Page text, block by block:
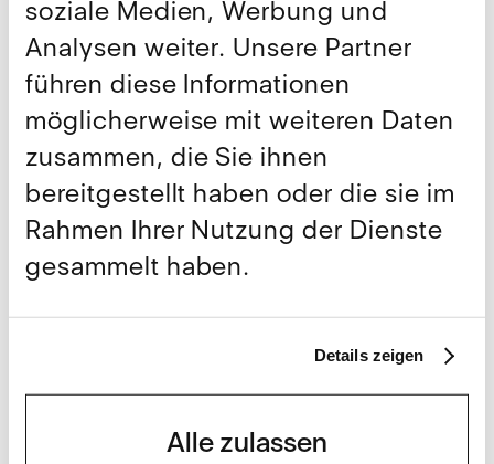
soziale Medien, Werbung und
Analysen weiter. Unsere Partner
führen diese Informationen
möglicherweise mit weiteren Daten
zusammen, die Sie ihnen
bereitgestellt haben oder die sie im
Rahmen Ihrer Nutzung der Dienste
gesammelt haben.
Details zeigen
Alle zulassen
Nationalfeiertag: Freiheit